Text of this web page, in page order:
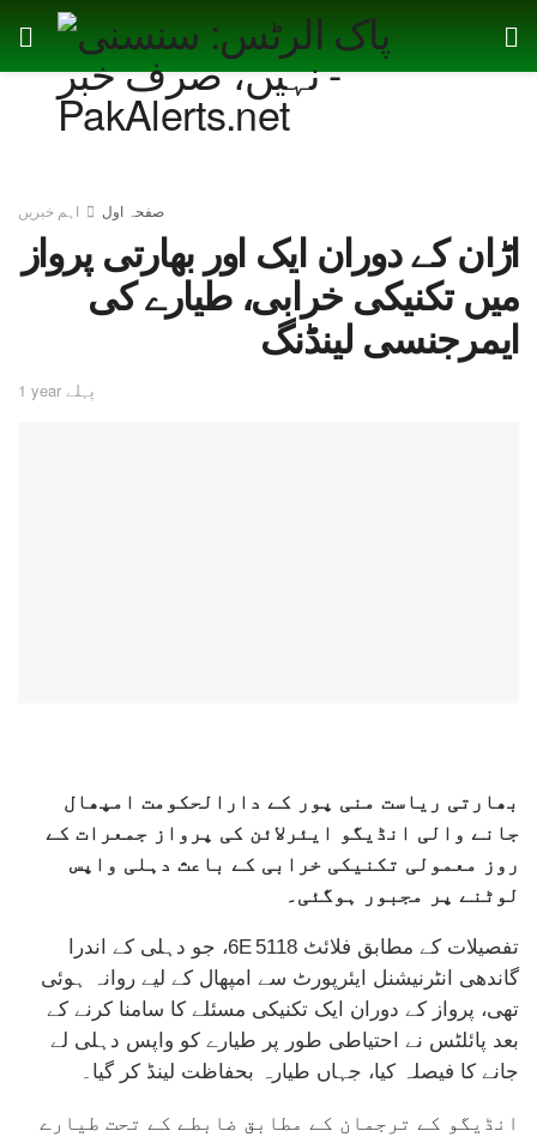
صفحہ اول اہم خبریں
اڑان کے دوران ایک اور بھارتی پرواز
میں تکنیکی خرابی، طیارے کی
ایمرجنسی لینڈنگ
1 year پہلے
بھارتی ریاست منی پور کے دارالحکومت امپھال
جانے والی انڈیگو ایئرلائن کی پرواز جمعرات کے
روز معمولی تکنیکی خرابی کے باعث دہلی واپس
لوٹنے پر مجبور ہوگئی۔
تفصیلات کے مطابق فلائٹ 6E 5118، جو دہلی کے اندرا
گاندھی انٹرنیشنل ایئرپورٹ سے امپھال کے لیے روانہ ہوئی
تھی، پرواز کے دوران ایک تکنیکی مسئلے کا سامنا کرنے کے
بعد پائلٹس نے احتیاطی طور پر طیارے کو واپس دہلی لے
جانے کا فیصلہ کیا، جہاں طیارہ بحفاظت لینڈ کر گیا۔
انڈیگو کے ترجمان کے مطابق ضابطے کے تحت طیارے